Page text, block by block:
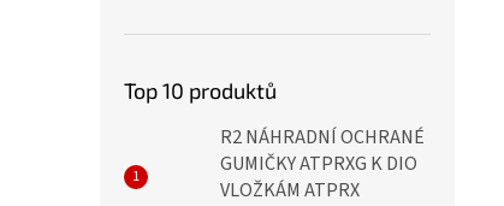
Top 10 produktů
R2 NÁHRADNÍ OCHRANÉ
GUMIČKY ATPRXG K DIO
VLOŽKÁM ATPRX